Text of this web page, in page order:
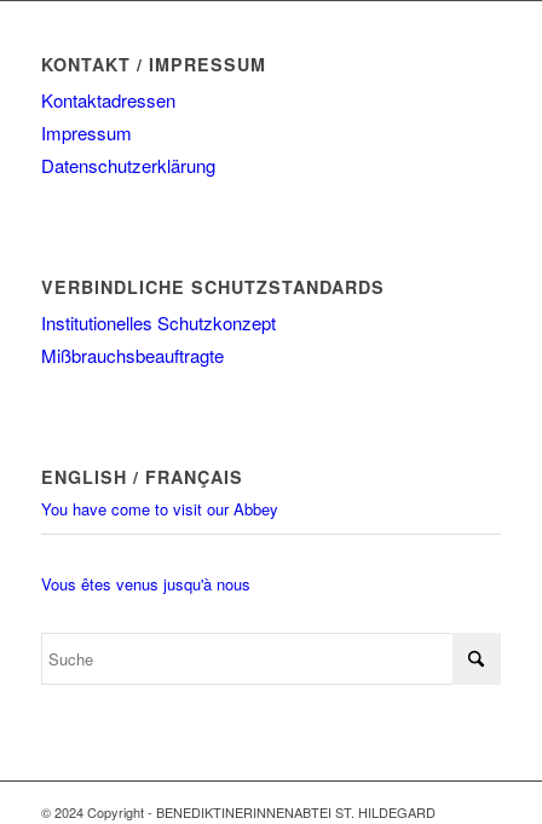
KONTAKT / IMPRESSUM
Kontaktadressen
Impressum
Datenschutzerklärung
VERBINDLICHE SCHUTZSTANDARDS
Institutionelles Schutzkonzept
Mißbrauchsbeauftragte
ENGLISH / FRANÇAIS
You have come to visit our Abbey
Vous êtes venus jusqu'à nous
© 2024 Copyright - BENEDIKTINERINNENABTEI ST. HILDEGARD